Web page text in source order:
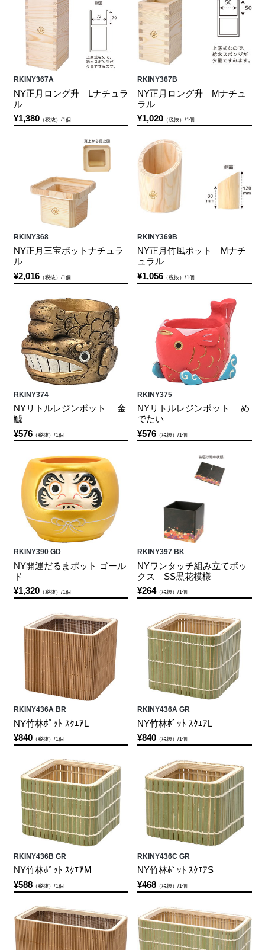
RKINY367A
NY正月ロング升 Lナチュラ
ル
¥1,380（税抜）/1個
RKINY367B
NY正月ロング升 Mナチュ
ラル
¥1,020（税抜）/1個
RKINY368
NY正月三宝ポットナチュラ
ル
¥2,016（税抜）/1個
RKINY369B
NY正月竹風ポット Mナチ
ュラル
¥1,056（税抜）/1個
RKINY374
NYリトルレジンポット 金
鯱
¥576（税抜）/1個
RKINY375
NYリトルレジンポット め
でたい
¥576（税抜）/1個
RKINY390 GD
NY開運だるまポット ゴール
ド
¥1,320（税抜）/1個
RKINY397 BK
NYワンタッチ組み立てボッ
クス SS黒花模様
¥264（税抜）/1個
RKINY436A BR
NY竹林ﾎﾟｯﾄ ｽｸｴｱL
¥840（税抜）/1個
RKINY436A GR
NY竹林ﾎﾟｯﾄ ｽｸｴｱL
¥840（税抜）/1個
RKINY436B GR
NY竹林ﾎﾟｯﾄ ｽｸｴｱM
¥588（税抜）/1個
RKINY436C GR
NY竹林ﾎﾟｯﾄ ｽｸｴｱS
¥468（税抜）/1個